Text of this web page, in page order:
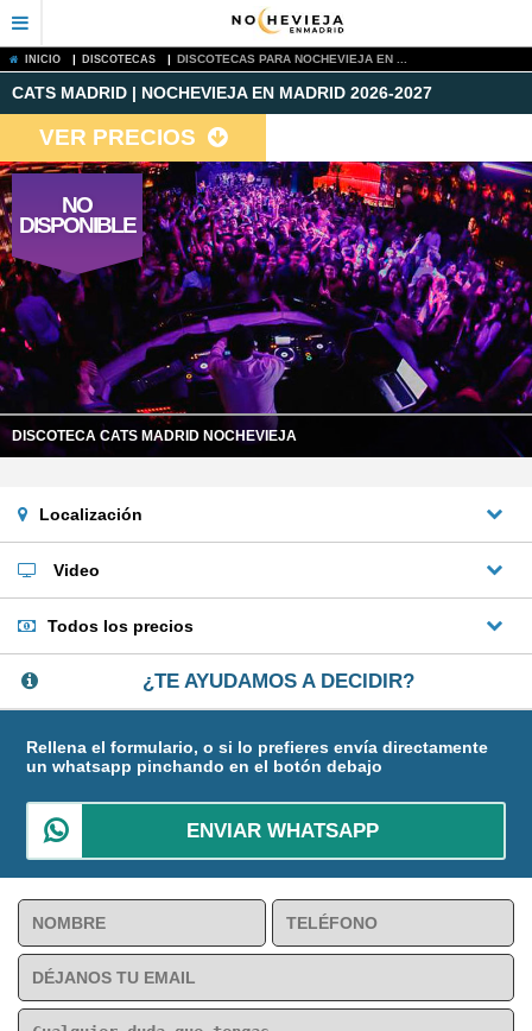
INICIO | DISCOTECAS | DISCOTECAS PARA NOCHEVIEJA EN ...
CATS MADRID | NOCHEVIEJA EN MADRID 2026-2027
VER PRECIOS
NO
DISPONIBLE
DISCOTECA CATS MADRID NOCHEVIEJA
Localización
Video
Todos los precios
¿TE AYUDAMOS A DECIDIR?
Rellena el formulario, o si lo prefieres envía directamente
un whatsapp pinchando en el botón debajo
ENVIAR WHATSAPP